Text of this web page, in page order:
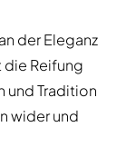
der Eleganz
die Reifung
und Tradition
wider und